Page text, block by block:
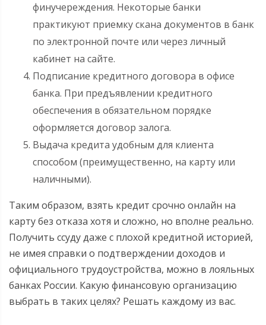
финучереждения. Некоторые банки
практикуют приемку скана документов в банк
по электронной почте или через личный
кабинет на сайте.
Подписание кредитного договора в офисе
банка. При предъявлении кредитного
обеспечения в обязательном порядке
оформляется договор залога.
Выдача кредита удобным для клиента
способом (преимущественно, на карту или
наличными).
Таким образом, взять кредит срочно онлайн на
карту без отказа хотя и сложно, но вполне реально.
Получить ссуду даже с плохой кредитной историей,
не имея справки о подтверждении доходов и
официального трудоустройства, можно в лояльных
банках России. Какую финансовую организацию
выбрать в таких целях? Решать каждому из вас.